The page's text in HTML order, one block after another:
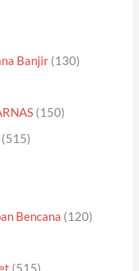
Banjir (130)
(150)
(515)
Bencana (120)
(515)